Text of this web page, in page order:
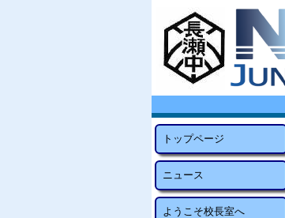
トップページ
ニュース
ようこそ校長室へ